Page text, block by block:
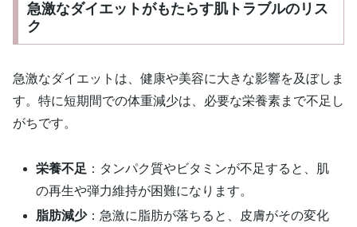
急激なダイエットがもたらす肌トラブルのリス
ク
急激なダイエットは、健康や美容に大きな影響を及ぼしま
す。特に短期間での体重減少は、必要な栄養素まで不足し
がちです。
栄養不足 ：タンパク質やビタミンが不足すると、肌
の再生や弾力維持が困難になります。
脂肪減少：急激に脂肪が落ちると、皮膚がその変化